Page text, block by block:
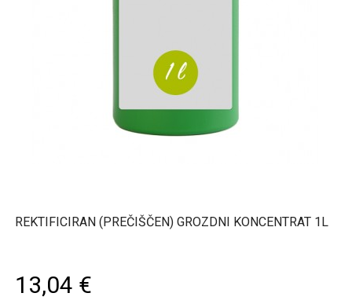
REKTIFICIRAN (PREČIŠČEN) GROZDNI KONCENTRAT 1L
13,04 €